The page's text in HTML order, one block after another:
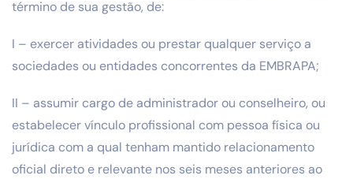
término de sua gestão, de:
I – exercer atividades ou prestar qualquer serviço a
sociedades ou entidades concorrentes da EMBRAPA;
II – assumir cargo de administrador ou conselheiro, ou
estabelecer vínculo profissional com pessoa física ou
jurídica com a qual tenham mantido relacionamento
oficial direto e relevante nos seis meses anteriores ao